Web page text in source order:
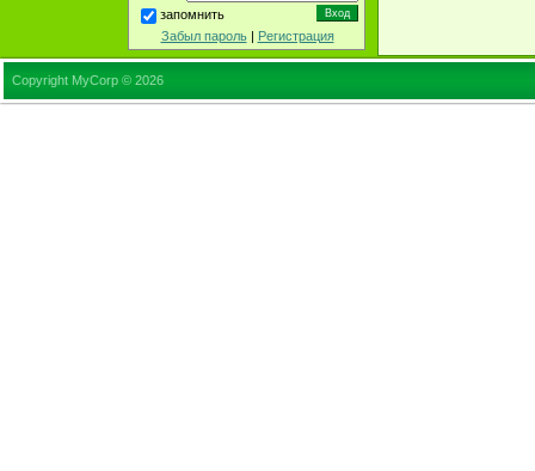
запомнить
Забыл пароль| Регистрация
Copyright MyCorp © 2026